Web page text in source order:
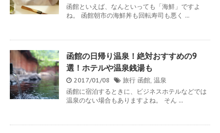
函館といえば、なんといっても「海鮮」ですよ
ね。 函館朝市の海鮮丼も回転寿司も悪く ...
函館の日帰り温泉！絶対おすすめの9
選！ホテルや温泉銭湯も
2017/01/08 旅行 函館, 温泉
函館に宿泊するときに、ビジネスホテルなどでは
温泉のない場合もありますよね。 そん ...